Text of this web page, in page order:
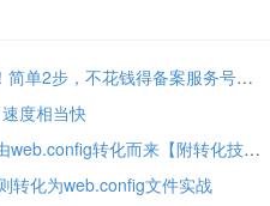
阿里云备案服务号分享，免费送！简单2步，不花钱得备案服务号
度相当快
阿里云NGINX设置伪静态规则，由web.config转化而来【附转化技巧】
转化为web.config文件实战